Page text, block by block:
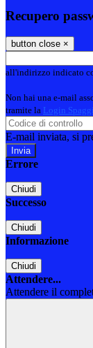
Recupero
button close ×
all'indirizzo indicato
Non hai una e-mail
tramite la Login
E-mail inviata, si
Errore
Chiudi
Successo
Chiudi
Informazione
Chiudi
Attendere...
Attendere il